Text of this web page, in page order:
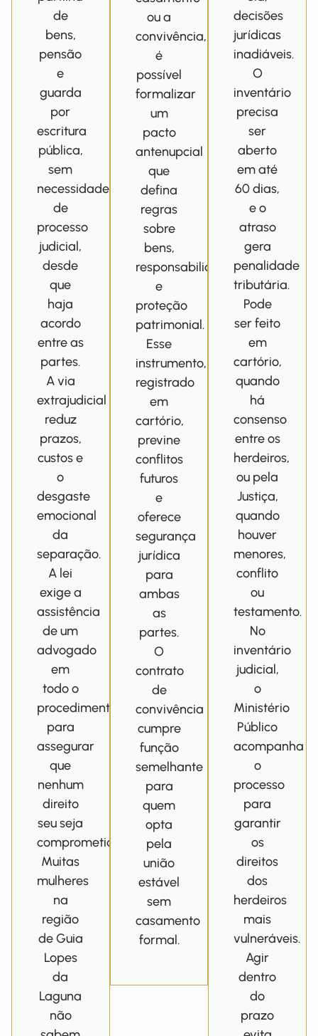
de
bens,
pensão
e
guarda
por
escritura
pública,
sem
necessidade
de
processo
judicial,
desde
que
haja
acordo
entre as
partes.
A via
extrajudicial
reduz
prazos,
custos e
o
desgaste
emocional
da
separação.
A lei
exige a
assistência
de um
advogado
em
todo o
procedimento,
para
assegurar
que
nenhum
direito
seu seja
comprometido.
Muitas
mulheres
na
região
de Guia
Lopes
da
Laguna
não
ou a
convivência,
é
possível
formalizar
um
pacto
antenupcial
que
defina
regras
sobre
bens,
responsabilidades
e
proteção
patrimonial.
Esse
instrumento,
registrado
em
cartório,
previne
conflitos
futuros
e
oferece
segurança
jurídica
para
ambas
as
partes.
O
contrato
de
convivência
cumpre
função
semelhante
para
quem
opta
pela
união
estável
sem
casamento
formal.
decisões
jurídicas
inadiáveis.
O
inventário
precisa
ser
aberto
em até
60 dias,
e o
atraso
gera
penalidade
tributária.
Pode
ser feito
em
cartório,
quando
há
consenso
entre os
herdeiros,
ou pela
Justiça,
quando
houver
menores,
conflito
ou
testamento.
No
inventário
judicial,
o
Ministério
Público
acompanha
o
processo
para
garantir
os
direitos
dos
herdeiros
mais
vulneráveis.
Agir
dentro
do
prazo